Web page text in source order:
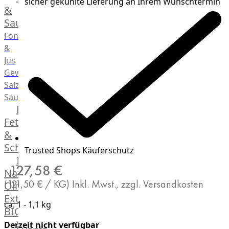
Desserts
&
Saucen
Fonds
&
Jus
Gewürze
Salz
Saucen
Butter,
Fett
&
Schmalz
ItalianBar
Natives
Olivenöl
Extra
BIO
Veggie
Trusted Shops Käuferschutz
127,58 €
(121,50 € / KG) Inkl. Mwst., zzgl. Versandkosten
ca. 1 - 1,1 kg
Derzeit nicht verfügbar